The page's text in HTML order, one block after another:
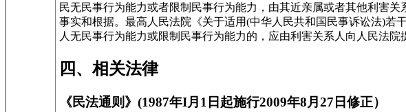
民无民事行为能力或者限制民事行为能力，由其近亲属或者其他利害
事实和根据。最高人民法院《关于适用(中华人民共和国民事诉讼法)若
人无民事行为能力或限制民事行为能力的，应由利害关系人向人民法
四、相关法律
《民法通则》(1987年I月1日起施行2009年8月27日修正）